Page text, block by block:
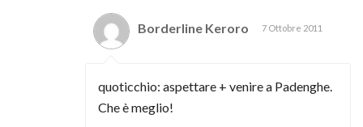
Borderline Keroro 7 Ottobre 2011
quoticchio: aspettare + venire a Padenghe.
Che è meglio!